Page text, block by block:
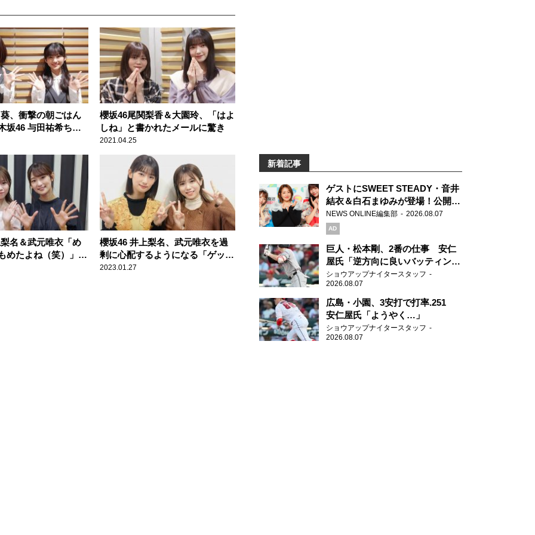
、衝撃の朝ごはん
坂46 与田祐希ちゃ
って言ってて」 そ
井上梨名驚き
櫻坂46尾関梨香＆大園玲、「はよ
しね」と書かれたメールに驚き
2021.04.25
名＆武元唯衣「め
めたよね（笑）」
き氷を巡って折り合
櫻坂46 井上梨名、武元唯衣を過
剰に心配するようになる「ゲッタ
ーズ飯田さんの占い本を読ん
2023.01.27
新着記事
ゲストにSWEET STEADY・音井
結衣＆白石まゆみが登場！公開収
録で素顔全開！
NEWS ONLINE編集部 2026.08.07
AD
巨人・松本剛、2番の仕事 安仁
屋氏「逆方向に良いバッティン
グ」
ショウアップナイタースタッフ
2026.08.07
広島・小園、3安打で打率.251
安仁屋氏「ようやく…」
ショウアップナイタースタッフ
2026.08.07